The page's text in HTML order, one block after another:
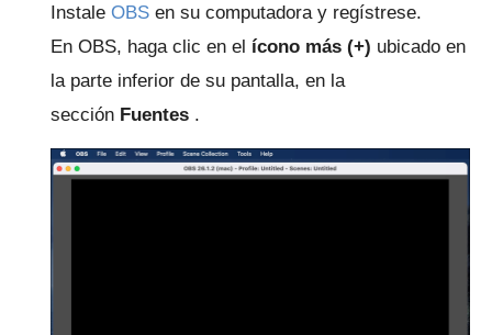
Instale OBS en su computadora y regístrese.
En OBS, haga clic en el ícono más (+) ubicado en
la parte inferior de su pantalla, en la
sección Fuentes .